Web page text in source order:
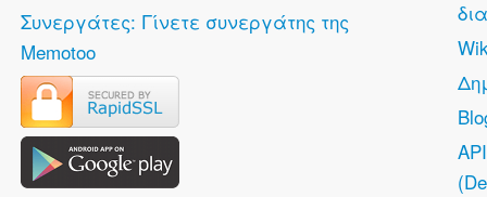
Συνεργάτες: Γίνετε συνεργάτης της
Memotoo